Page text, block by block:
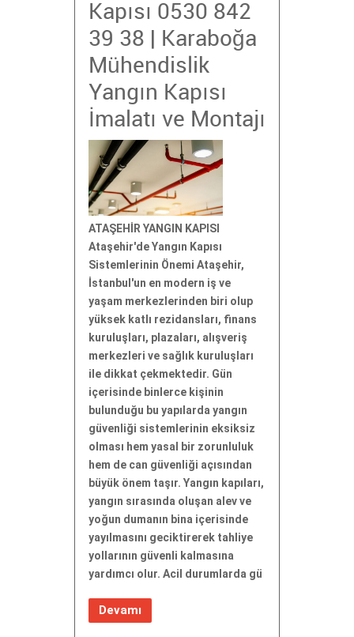
Kapısı 0530 842
39 38 | Karaboğa
Mühendislik
Yangın Kapısı
İmalatı ve Montajı
ATAŞEHİR YANGIN KAPISI
Ataşehir'de Yangın Kapısı
Sistemlerinin Önemi Ataşehir,
İstanbul'un en modern iş ve
yaşam merkezlerinden biri olup
yüksek katlı rezidansları, finans
kuruluşları, plazaları, alışveriş
merkezleri ve sağlık kuruluşları
ile dikkat çekmektedir. Gün
içerisinde binlerce kişinin
bulunduğu bu yapılarda yangın
güvenliği sistemlerinin eksiksiz
olması hem yasal bir zorunluluk
hem de can güvenliği açısından
büyük önem taşır. Yangın kapıları,
yangın sırasında oluşan alev ve
yoğun dumanın bina içerisinde
yayılmasını geciktirerek tahliye
yollarının güvenli kalmasına
yardımcı olur. Acil durumlarda gü
Devamı